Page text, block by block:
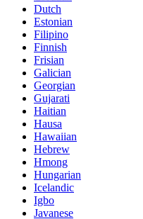
Dutch
Estonian
Filipino
Finnish
Frisian
Galician
Georgian
Gujarati
Haitian
Hausa
Hawaiian
Hebrew
Hmong
Hungarian
Icelandic
Igbo
Javanese